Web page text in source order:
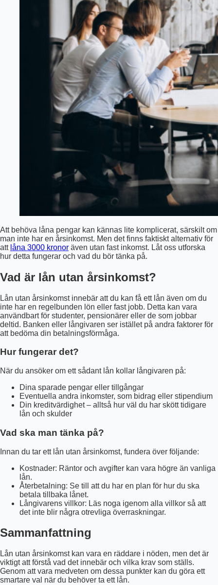
Att behöva låna pengar kan kännas lite komplicerat, särskilt om
man inte har en årsinkomst. Men det finns faktiskt alternativ för
att låna 3000 kronor även utan fast inkomst. Låt oss utforska
hur detta fungerar och vad du bör tänka på.
Vad är lån utan årsinkomst?
Lån utan årsinkomst innebär att du kan få ett lån även om du
inte har en regelbunden lön eller fast jobb. Detta kan vara
användbart för studenter, pensionärer eller de som jobbar
deltid. Banken eller långivaren ser istället på andra faktorer för
att bedöma din betalningsförmåga.
Hur fungerar det?
När du ansöker om ett sådant lån kollar långivaren på:
Dina sparade pengar eller tillgångar
Eventuella andra inkomster, som bidrag eller stipendium
Din kreditvärdighet – alltså hur väl du har skött tidigare
lån och skulder
Vad ska man tänka på?
Innan du tar ett lån utan årsinkomst, fundera över följande:
Kostnader: Räntor och avgifter kan vara högre än vanliga
lån.
Återbetalning: Se till att du har en plan för hur du ska
betala tillbaka lånet.
Långivarens villkor: Läs noga igenom alla villkor så att
det inte blir några otrevliga överraskningar.
Sammanfattning
Lån utan årsinkomst kan vara en räddare i nöden, men det är
viktigt att förstå vad det innebär och vilka krav som ställs.
Genom att vara medveten om dessa punkter kan du göra ett
smartare val när du behöver ta ett lån.